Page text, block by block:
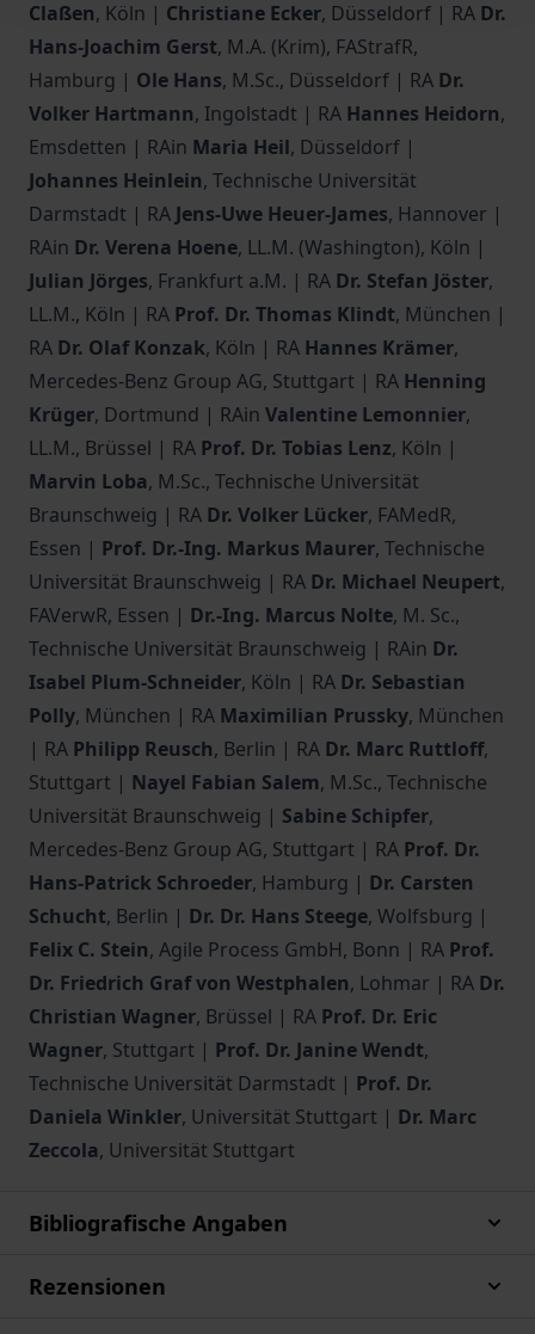
Claßen, Köln | Christiane Ecker, Düsseldorf | RA Dr.
Hans-Joachim Gerst, M.A. (Krim), FAStrafR,
Hamburg | Ole Hans, M.Sc., Düsseldorf | RA Dr.
Volker Hartmann, Ingolstadt | RA Hannes Heidorn,
Emsdetten | RAin Maria Heil, Düsseldorf |
Johannes Heinlein, Technische Universität
Darmstadt | RA Jens-Uwe Heuer-James, Hannover |
RAin Dr. Verena Hoene, LL.M. (Washington), Köln |
Julian Jörges, Frankfurt a.M. | RA Dr. Stefan Jöster,
LL.M., Köln | RA Prof. Dr. Thomas Klindt, München |
RA Dr. Olaf Konzak, Köln | RA Hannes Krämer,
Mercedes-Benz Group AG, Stuttgart | RA Henning
Krüger, Dortmund | RAin Valentine Lemonnier,
LL.M., Brüssel | RA Prof. Dr. Tobias Lenz, Köln |
Marvin Loba, M.Sc., Technische Universität
Braunschweig | RA Dr. Volker Lücker, FAMedR,
Essen | Prof. Dr.-Ing. Markus Maurer, Technische
Universität Braunschweig | RA Dr. Michael Neupert,
FAVerwR, Essen | Dr.-Ing. Marcus Nolte, M. Sc.,
Technische Universität Braunschweig | RAin Dr.
Isabel Plum-Schneider, Köln | RA Dr. Sebastian
Polly, München | RA Maximilian Prussky, München
| RA Philipp Reusch, Berlin | RA Dr. Marc Ruttloff,
Stuttgart | Nayel Fabian Salem, M.Sc., Technische
Universität Braunschweig | Sabine Schipfer,
Mercedes-Benz Group AG, Stuttgart | RA Prof. Dr.
Hans-Patrick Schroeder, Hamburg | Dr. Carsten
Schucht, Berlin | Dr. Dr. Hans Steege, Wolfsburg |
Felix C. Stein, Agile Process GmbH, Bonn | RA Prof.
Dr. Friedrich Graf von Westphalen, Lohmar | RA Dr.
Christian Wagner, Brüssel | RA Prof. Dr. Eric
Wagner, Stuttgart | Prof. Dr. Janine Wendt,
Technische Universität Darmstadt | Prof. Dr.
Daniela Winkler, Universität Stuttgart | Dr. Marc
Zeccola, Universität Stuttgart
Bibliografische Angaben
Rezensionen